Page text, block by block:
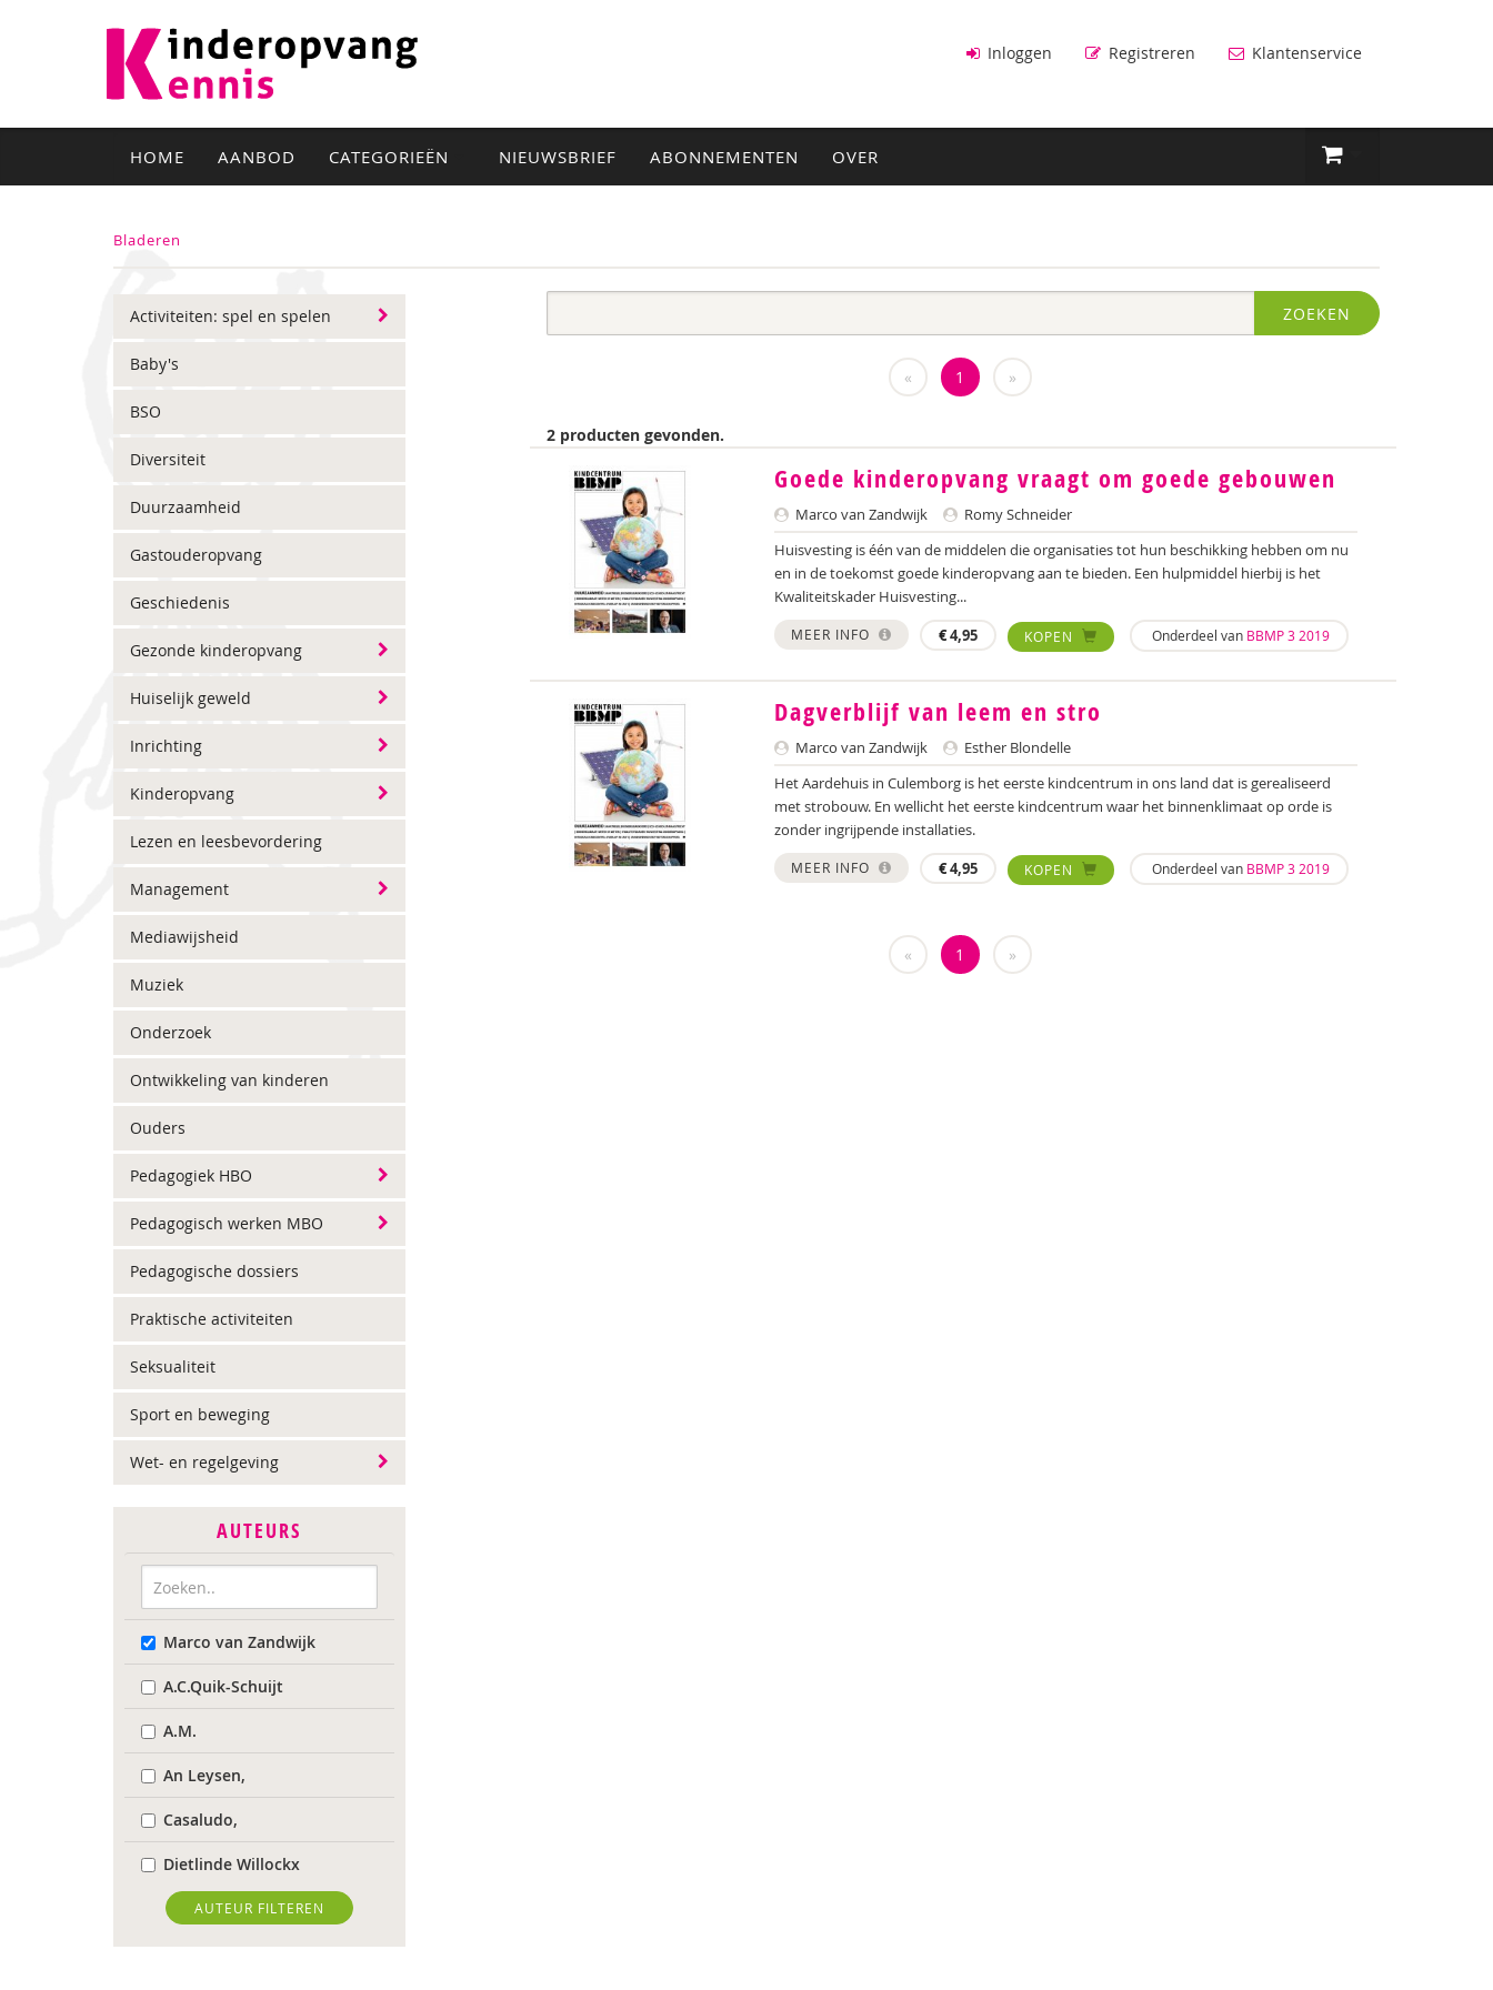
Inloggen Registreren Klantenservice
HOME AANBOD CATEGORIEËN NIEUWSBRIEF ABONNEMENTEN OVER
Bladeren
Activiteiten: spel en spelen
Baby's
BSO
Diversiteit
Duurzaamheid
Gastouderopvang
Geschiedenis
Gezonde kinderopvang
Huiselijk geweld
Inrichting
Kinderopvang
Lezen en leesbevordering
Management
Mediawijsheid
Muziek
Onderzoek
Ontwikkeling van kinderen
Ouders
Pedagogiek HBO
Pedagogisch werken MBO
Pedagogische dossiers
Praktische activiteiten
Seksualiteit
Sport en beweging
Wet- en regelgeving
AUTEURS
Marco van Zandwijk
A.C.Quik-Schuijt
A.M.
An Leysen,
Casaludo,
Dietlinde Willockx
Landelijk Kenniscentrum
LVB
AUTEUR FILTEREN
ZOEKEN
« 1 »
2 producten gevonden.
Goede kinderopvang vraagt om goede gebouwen
Marco van Zandwijk
Romy Schneider
Huisvesting is één van de middelen die organisaties tot hun beschikking hebben om nu
en in de toekomst goede kinderopvang aan te bieden. Een hulpmiddel hierbij is het
Kwaliteitskader Huisvesting...
MEER INFO €4,95 KOPEN Onderdeel van BBMP 3 2019
Dagverblijf van leem en stro
Marco van Zandwijk
Esther Blondelle
Het Aardehuis in Culemborg is het eerste kindcentrum in ons land dat is gerealiseerd
met strobouw. En wellicht het eerste kindcentrum waar het binnenklimaat op orde is
zonder ingrijpende installaties.
MEER INFO €4,95 KOPEN Onderdeel van BBMP 3 2019
« 1 »